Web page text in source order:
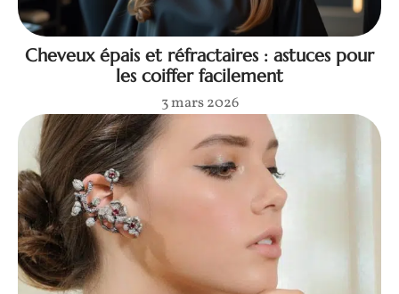
Cheveux épais et réfractaires : astuces pour
les coiffer facilement
3 mars 2026